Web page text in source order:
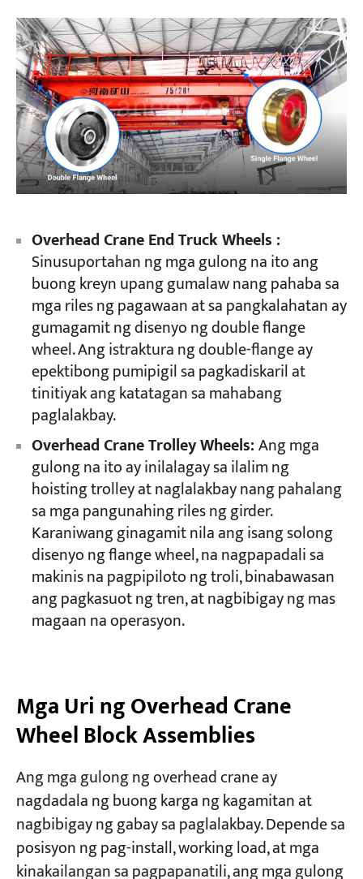
Overhead Crane End Truck Wheels :
Sinusuportahan ng mga gulong na ito ang
buong kreyn upang gumalaw nang pahaba sa
mga riles ng pagawaan at sa pangkalahatan ay
gumagamit ng disenyo ng double flange
wheel. Ang istraktura ng double-flange ay
epektibong pumipigil sa pagkadiskaril at
tinitiyak ang katatagan sa mahabang
paglalakbay.
Overhead Crane Trolley Wheels:Ang mga
gulong na ito ay inilalagay sa ilalim ng
hoisting trolley at naglalakbay nang pahalang
sa mga pangunahing riles ng girder.
Karaniwang ginagamit nila ang isang solong
disenyo ng flange wheel, na nagpapadali sa
makinis na pagpipiloto ng troli, binabawasan
ang pagkasuot ng tren, at nagbibigay ng mas
magaan na operasyon.
Mga Uri ng Overhead Crane
Wheel Block Assemblies
Ang mga gulong ng overhead crane ay
nagdadala ng buong karga ng kagamitan at
nagbibigay ng gabay sa paglalakbay. Depende sa
posisyon ng pag-install, working load, at mga
kinakailangan sa pagpapanatili, ang mga gulong